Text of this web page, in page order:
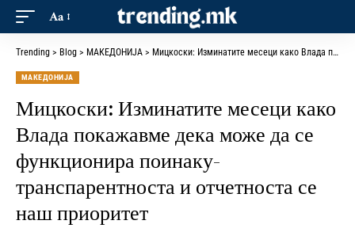
Aa
Trending > Blog > МАКЕДОНИЈА > Мицкоски: Изминатите месеци како Влада покажавме дека може да се функционира поинаку- транспарентноста и отчетноста се наш приоритет
МАКЕДОНИЈА
Мицкоски: Изминатите месеци како
Влада покажавме дека може да се
функционира поинаку-
транспарентноста и отчетноста се
наш приоритет